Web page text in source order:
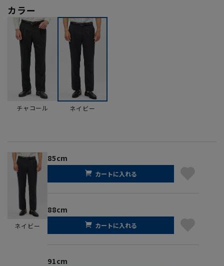
カラー
チャコール ネイビー
ネイビー
85cm
カートに入れる
88cm
カートに入れる
91cm